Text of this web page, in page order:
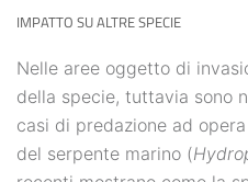
IMPATTO SU ALTRE SPECIE
Nelle aree oggetto di
della specie, tuttavia sono
casi di predazione ad
del serpente marino (